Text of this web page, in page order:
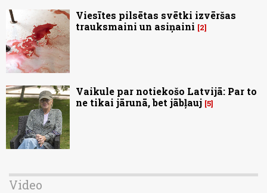
Viesītes pilsētas svētki izvēršas
trauksmaini un asiņaini
2
Vaikule par notiekošo Latvijā: Par to
ne tikai jārunā, bet jābļauj 5
Video